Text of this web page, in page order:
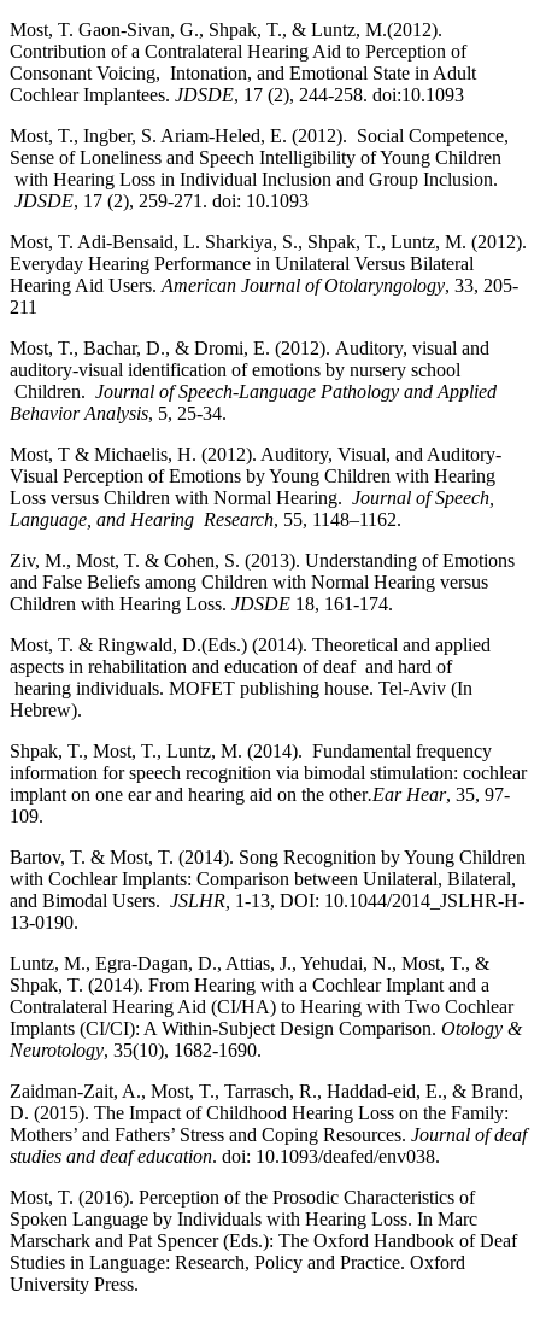
Most, T. Gaon-Sivan, G., Shpak, T., & Luntz, M.(2012).
Contribution of a Contralateral Hearing Aid to Perception of
Consonant Voicing, Intonation, and Emotional State in Adult
Cochlear Implantees. JDSDE, 17 (2), 244-258. doi:10.1093
Most, T., Ingber, S. Ariam-Heled, E. (2012). Social Competence,
Sense of Loneliness and Speech Intelligibility of Young Children
with Hearing Loss in Individual Inclusion and Group Inclusion.
JDSDE, 17 (2), 259-271. doi: 10.1093
Most, T. Adi-Bensaid, L. Sharkiya, S., Shpak, T., Luntz, M. (2012).
Everyday Hearing Performance in Unilateral Versus Bilateral
Hearing Aid Users. American Journal of Otolaryngology, 33, 205-
211
Most, T., Bachar, D., & Dromi, E. (2012). Auditory, visual and
auditory-visual identification of emotions by nursery school
Children. Journal of Speech-Language Pathology and Applied
Behavior Analysis, 5, 25-34.
Most, T & Michaelis, H. (2012). Auditory, Visual, and Auditory-
Visual Perception of Emotions by Young Children with Hearing
Loss versus Children with Normal Hearing. Journal of Speech,
Language, and Hearing Research, 55, 1148–1162.
Ziv, M., Most, T. & Cohen, S. (2013). Understanding of Emotions
and False Beliefs among Children with Normal Hearing versus
Children with Hearing Loss. JDSDE 18, 161-174.
Most, T. & Ringwald, D.(Eds.) (2014). Theoretical and applied
aspects in rehabilitation and education of deaf and hard of
hearing individuals. MOFET publishing house. Tel-Aviv (In
Hebrew).
Shpak, T., Most, T., Luntz, M. (2014). Fundamental frequency
information for speech recognition via bimodal stimulation: cochlear
implant on one ear and hearing aid on the other.Ear Hear, 35, 97-
109.
Bartov, T. & Most, T. (2014). Song Recognition by Young Children
with Cochlear Implants: Comparison between Unilateral, Bilateral,
and Bimodal Users. JSLHR, 1-13, DOI: 10.1044/2014_JSLHR-H-
13-0190.
Luntz, M., Egra-Dagan, D., Attias, J., Yehudai, N., Most, T., &
Shpak, T. (2014). From Hearing with a Cochlear Implant and a
Contralateral Hearing Aid (CI/HA) to Hearing with Two Cochlear
Implants (CI/CI): A Within-Subject Design Comparison. Otology &
Neurotology, 35(10), 1682-1690.
Zaidman-Zait, A., Most, T., Tarrasch, R., Haddad-eid, E., & Brand,
D. (2015). The Impact of Childhood Hearing Loss on the Family:
Mothers’ and Fathers’ Stress and Coping Resources. Journal of deaf
studies and deaf education. doi: 10.1093/deafed/env038.
Most, T. (2016). Perception of the Prosodic Characteristics of
Spoken Language by Individuals with Hearing Loss. In Marc
Marschark and Pat Spencer (Eds.): The Oxford Handbook of Deaf
Studies in Language: Research, Policy and Practice. Oxford
University Press.